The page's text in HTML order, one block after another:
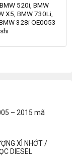
520i, BMW
X5, BMW 730Li,
328i OE0053
– 2015 mã
XÌ NHỚT /
DIESEL